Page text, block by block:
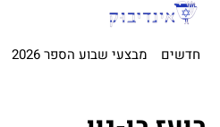
חדשים מבצעי שבוע הספר 2026